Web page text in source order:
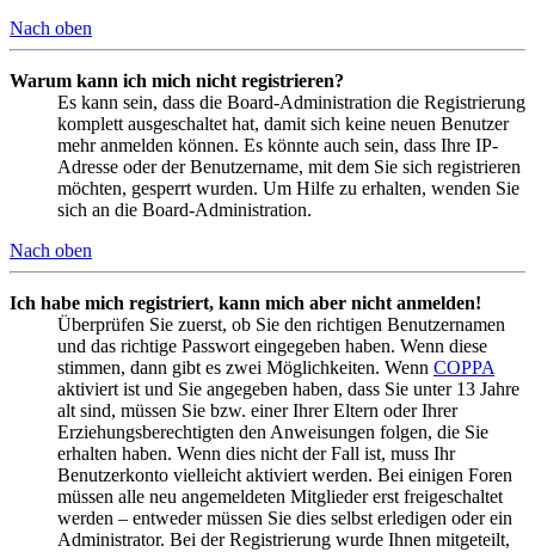
Nach oben
Warum kann ich mich nicht registrieren?
Es kann sein, dass die Board-Administration die Registrierung
komplett ausgeschaltet hat, damit sich keine neuen Benutzer
mehr anmelden können. Es könnte auch sein, dass Ihre IP-
Adresse oder der Benutzername, mit dem Sie sich registrieren
möchten, gesperrt wurden. Um Hilfe zu erhalten, wenden Sie
sich an die Board-Administration.
Nach oben
Ich habe mich registriert, kann mich aber nicht anmelden!
Überprüfen Sie zuerst, ob Sie den richtigen Benutzernamen
und das richtige Passwort eingegeben haben. Wenn diese
stimmen, dann gibt es zwei Möglichkeiten. Wenn COPPA
aktiviert ist und Sie angegeben haben, dass Sie unter 13 Jahre
alt sind, müssen Sie bzw. einer Ihrer Eltern oder Ihrer
Erziehungsberechtigten den Anweisungen folgen, die Sie
erhalten haben. Wenn dies nicht der Fall ist, muss Ihr
Benutzerkonto vielleicht aktiviert werden. Bei einigen Foren
müssen alle neu angemeldeten Mitglieder erst freigeschaltet
werden – entweder müssen Sie dies selbst erledigen oder ein
Administrator. Bei der Registrierung wurde Ihnen mitgeteilt,